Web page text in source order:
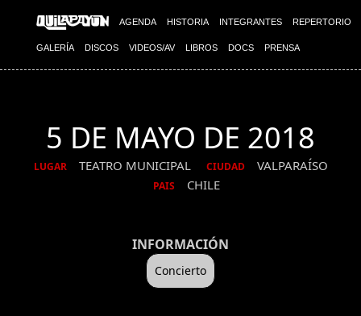
AGENDA HISTORIA INTEGRANTES REPERTORIO
GALERÍA DISCOS VIDEOS/AV LIBROS DOCS PRENSA
5 DE MAYO DE 2018
LUGAR TEATRO MUNICIPAL CIUDAD VALPARAÍSO
PAIS CHILE
INFORMACIÓN
Concierto